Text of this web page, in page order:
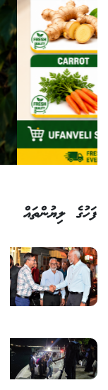
ފަހުގެ ލިޔުންތައް